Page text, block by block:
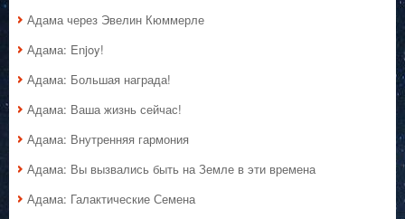
Адама через Эвелин Кюммерле
Адама: Enjoy!
Адама: Большая награда!
Адама: Ваша жизнь сейчас!
Адама: Внутренняя гармония
Адама: Вы вызвались быть на Земле в эти времена
Адама: Галактические Семена